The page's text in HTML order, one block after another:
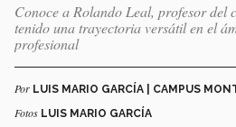
Conoce a Rolando Leal, profesor del
tenido una trayectoria versátil en el
profesional
Por LUIS MARIO GARCÍA | CAMPUS
Fotos LUIS MARIO GARCÍA